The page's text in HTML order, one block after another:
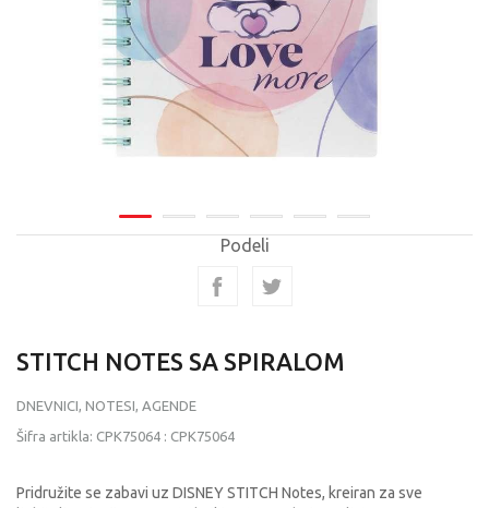
Podeli
STITCH NOTES SA SPIRALOM
DNEVNICI, NOTESI, AGENDE
Šifra artikla: CPK75064 : CPK75064
Pridružite se zabavi uz DISNEY STITCH Notes, kreiran za sve